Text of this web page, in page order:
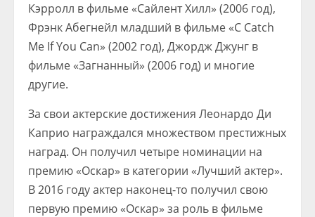
Кэрролл в фильме «Сайлент Хилл» (2006 год),
Фрэнк Абегнейл младший в фильме «С Catch
Me If You Can» (2002 год), Джордж Джунг в
фильме «Загнанный» (2006 год) и многие
другие.
За свои актерские достижения Леонардо Ди
Каприо награждался множеством престижных
наград. Он получил четыре номинации на
премию «Оскар» в категории «Лучший актер».
В 2016 году актер наконец-то получил свою
первую премию «Оскар» за роль в фильме